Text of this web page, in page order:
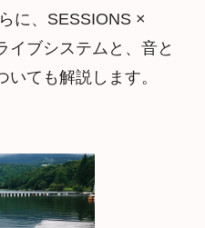
に、SESSIONS ×
イブシステムと、音と
ても解説します。